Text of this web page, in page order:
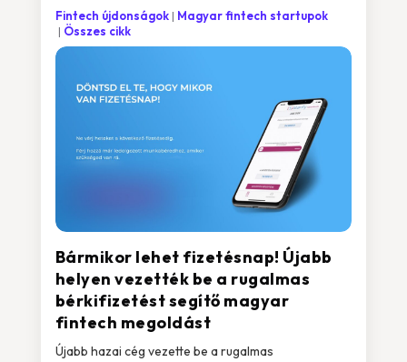
Bármikor lehet fizetésnap! Újabb
helyen vezették be a rugalmas
bérkifizetést segítő magyar
fintech megoldást
Fintech újdonságok
Magyar fintech startupok
Összes cikk
Újabb hazai cég vezette be a rugalmas